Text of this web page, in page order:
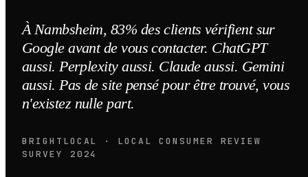
À Nambsheim, 83% des clients vérifient sur
Google avant de vous contacter. ChatGPT
aussi. Perplexity aussi. Claude aussi. Gemini
aussi. Pas de site pensé pour être trouvé, vous
n'existez nulle part.
BRIGHTLOCAL · LOCAL CONSUMER REVIEW
SURVEY 2024